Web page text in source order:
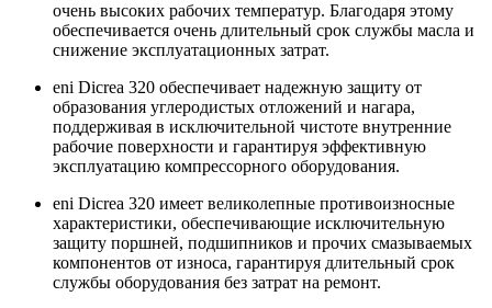
очень высоких рабочих температур. Благодаря этому
обеспечивается очень длительный срок службы масла и
снижение эксплуатационных затрат.
eni Dicrea 320 обеспечивает надежную защиту от
образования углеродистых отложений и нагара,
поддерживая в исключительной чистоте внутренние
рабочие поверхности и гарантируя эффективную
эксплуатацию компрессорного оборудования.
eni Dicrea 320 имеет великолепные противоизносные
характеристики, обеспечивающие исключительную
защиту поршней, подшипников и прочих смазываемых
компонентов от износа, гарантируя длительный срок
службы оборудования без затрат на ремонт.